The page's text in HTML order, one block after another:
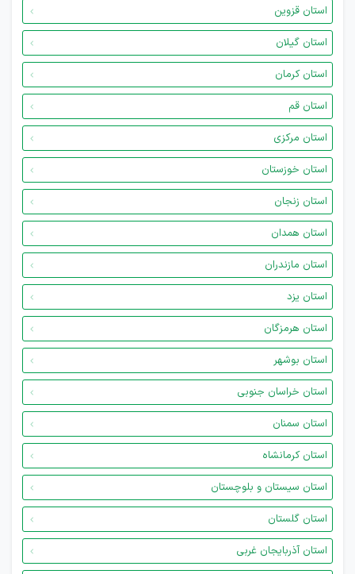
استان قزوین
استان گیلان
استان کرمان
استان قم
استان مرکزی
استان خوزستان
استان زنجان
استان همدان
استان مازندران
استان یزد
استان هرمزگان
استان بوشهر
استان خراسان جنوبی
استان سمنان
استان کرمانشاه
استان سیستان و بلوچستان
استان گلستان
استان آذربایجان غربی